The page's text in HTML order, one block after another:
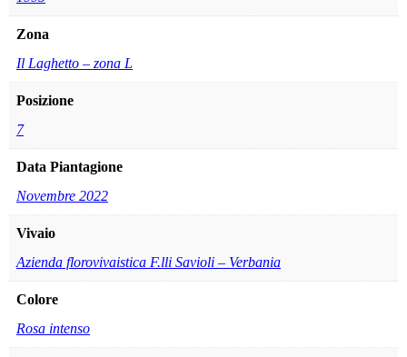
Zona
Il Laghetto – zona L
Posizione
7
Data Piantagione
Novembre 2022
Vivaio
Azienda florovivaistica F.lli Savioli – Verbania
Colore
Rosa intenso